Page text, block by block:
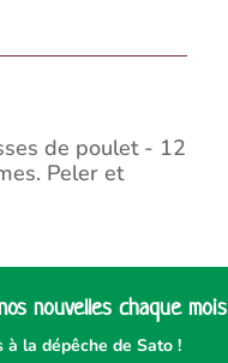
de poulet - 12
Peler et
nouvelles chaque mois
à la dépêche de Sato !